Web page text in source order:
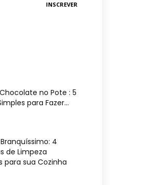
INSCREVER
no Pote : 5
para Fazer...
4
de Limpeza
para sua Cozinha